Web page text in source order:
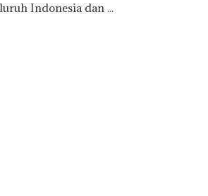
Indonesia dan ...